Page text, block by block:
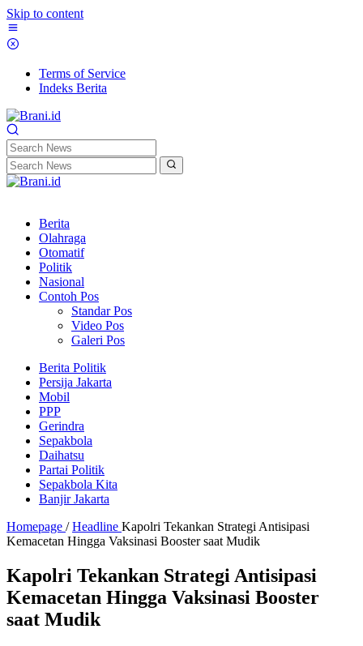
Skip to content
Terms of Service
Indeks Berita
Berita
Olahraga
Otomatif
Politik
Nasional
Contoh Pos
Standar Pos
Video Pos
Galeri Pos
Berita Politik
Persija Jakarta
Mobil
PPP
Gerindra
Sepakbola
Daihatsu
Partai Politik
Sepakbola Kita
Banjir Jakarta
Homepage / Headline Kapolri Tekankan Strategi Antisipasi
Kemacetan Hingga Vaksinasi Booster saat Mudik
Kapolri Tekankan Strategi Antisipasi
Kemacetan Hingga Vaksinasi Booster
saat Mudik